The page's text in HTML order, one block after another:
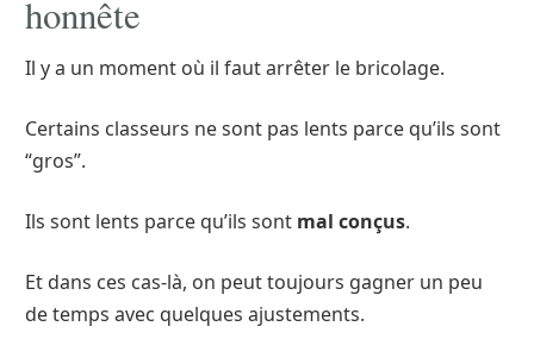
honnête
Il y a un moment où il faut arrêter le bricolage.
Certains classeurs ne sont pas lents parce qu’ils sont
“gros”.
Ils sont lents parce qu’ils sont mal conçus.
Et dans ces cas-là, on peut toujours gagner un peu
de temps avec quelques ajustements.